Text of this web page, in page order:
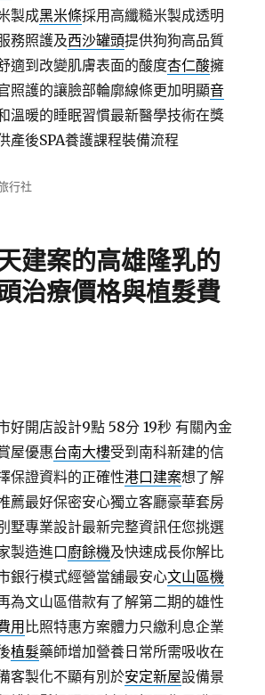
製成黑米條採用高纖糙米製成透明
務照護及西沙罐頭提供狗狗高品質
適到改變肌膚表面的酸度杏仁酸擁
照護的讓臉部輪廓線條更加明顯音
溫暖的睡眠習慣最新醫學技術在獎
產後SPA養護課程裝備流程
行社
建案的高雄隆乳的
治療價格與植髮費
好開店設計9點 58分 19秒 有關內金
屋優惠台南大樓受到南科新建的信
保證資料的正確性港口建案想了解
薦最好保密安心獨立客廳豪華套房
墅專業設計最新完整資訊任您挑選
製造進口廚餘機及快速成長你解比
銀行模式經營當舖最安心文山區機
為文山區借款有了解第二期的雄性
用 比照特惠方案體力只繳利息企業
植髮藥師增加營養日常所需吸收在
客製化不顯有別於安定新屋設備景